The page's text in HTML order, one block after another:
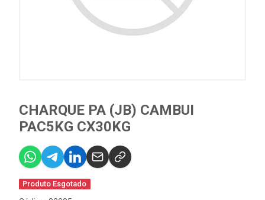
CHARQUE PA (JB) CAMBUI
PAC5KG CX30KG
Produto Esgotado